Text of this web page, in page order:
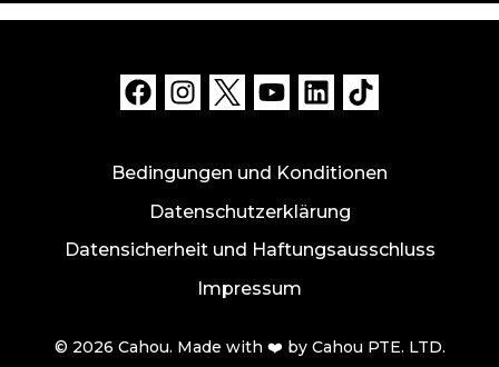
Bedingungen und Konditionen
Datenschutzerklärung
Datensicherheit und Haftungsausschluss
Impressum
© 2026 Cahou. Made with ❤️ by Cahou PTE. LTD.